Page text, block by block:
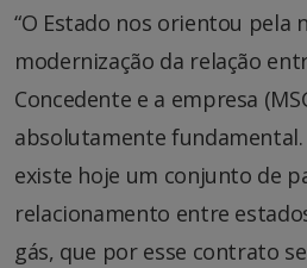
“O Estado nos orientou pela
modernização da relação
Concedente e a empresa
absolutamente
existe hoje um conjunto de
relacionamento entre
gás, que por esse contrato